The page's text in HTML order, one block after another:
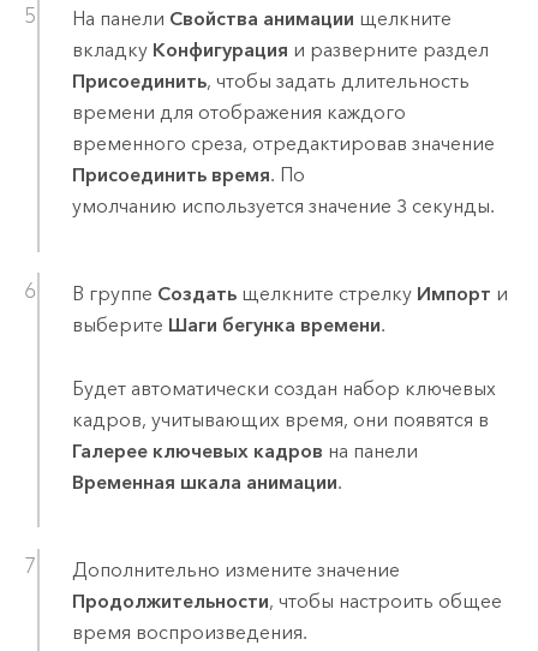
На панели Свойства анимации щелкните
вкладку Конфигурация и разверните раздел
Присоединить, чтобы задать длительность
времени для отображения каждого
временного среза, отредактировав значение
Присоединить время. По
умолчанию используется значение 3 секунды.
В группе Создатьщелкните стрелку Импорт и
выберите Шаги бегунка времени.
Будет автоматически создан набор ключевых
кадров, учитывающих время, они появятся в
Галерее ключевых кадров на панели
Временная шкала анимации.
Дополнительно измените значение
Продолжительности, чтобы настроить общее
время воспроизведения.